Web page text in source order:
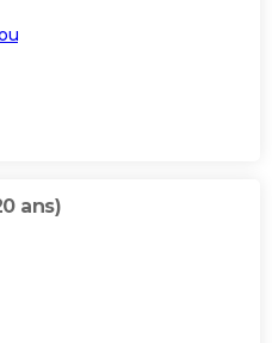
ans)